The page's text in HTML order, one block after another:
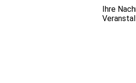
Ihre